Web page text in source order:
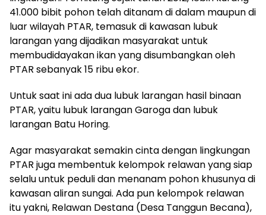
41.000 bibit pohon telah ditanam di dalam maupun di
luar wilayah PTAR, temasuk di kawasan lubuk
larangan yang dijadikan masyarakat untuk
membudidayakan ikan yang disumbangkan oleh
PTAR sebanyak 15 ribu ekor.
Untuk saat ini ada dua lubuk larangan hasil binaan
PTAR, yaitu lubuk larangan Garoga dan lubuk
larangan Batu Horing.
Agar masyarakat semakin cinta dengan lingkungan
PTAR juga membentuk kelompok relawan yang siap
selalu untuk peduli dan menanam pohon khusunya di
kawasan aliran sungai. Ada pun kelompok relawan
itu yakni, Relawan Destana (Desa Tanggun Becana),